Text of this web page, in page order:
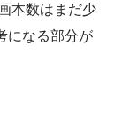
本数はまだ少
になる部分が